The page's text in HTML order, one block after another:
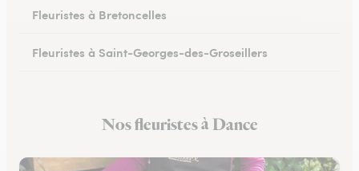
Fleuristes à Bretoncelles
Fleuristes à Saint-Georges-des-Groseillers
Fleuristes au Mêle-sur-Sarthe
Nos fleuristes à Dance